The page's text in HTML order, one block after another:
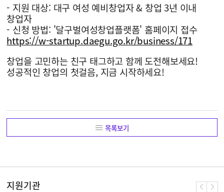
- 지원 대상: 대구 여성 예비창업자 & 창업 3년 이내
창업자
- 신청 방법: '달구벌여성창업플랫폼' 홈페이지 접수
https://w-startup.daegu.go.kr/business/171
창업을 고민하는 친구 태그하고 함께 도전해보세요!
성공적인 창업의 첫걸음, 지금 시작하세요!
목록보기
지원기관